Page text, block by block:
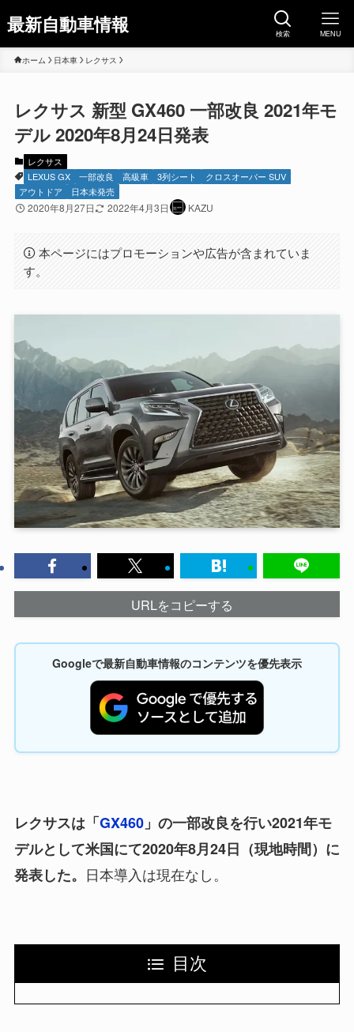
最新自動車情報 検索 MENU
ホーム 日本車 レクサス
レクサス 新型 GX460 一部改良 2021年モ
デル 2020年8月24日発表
レクサス
LEXUS GX
一部改良 高級車 3列シート
クロスオーバー SUV
アウトドア
日本未発売
2020年8月27日 2022年4月3日 KAZU
本ページにはプロモーションや広告が含まれていま
す。
URLをコピーする
Googleで最新自動車情報のコンテンツを優先表示
レクサスは「GX460」の一部改良を行い2021年モ
デルとして米国にて2020年8月24日（現地時間）に
発表した。 日本導入は現在なし。
目次